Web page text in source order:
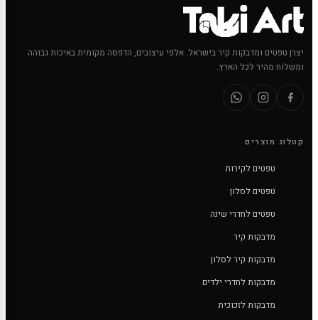
יצרן טפטים ומדבקות קיר בישראל. אלפי עיצובים, הדפסה מקומית באיכות גבוהה
ומשלוח מהיר לכל הארץ.
קטלוג מוצרים
טפטים לקירות
טפטים לסלון
טפטים לחדרי שינה
מדבקות קיר
מדבקות קיר לסלון
מדבקות לחדרי ילדים
מדבקות לזכוכית